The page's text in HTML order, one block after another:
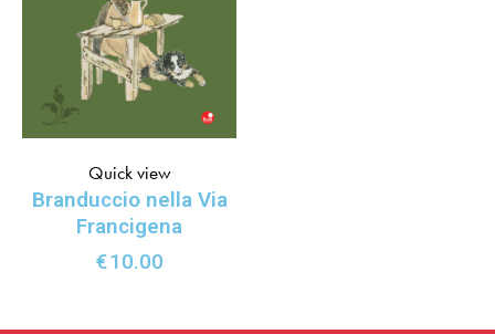
Branduccio nella Via
Francigena
€10.00
Quick view